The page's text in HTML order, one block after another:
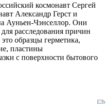
космонавт Сергей
Александр Герст и
Ауньен-Чэнселлор. Они
расследования причин
образцы герметика,
пластины
с поверхности бытового